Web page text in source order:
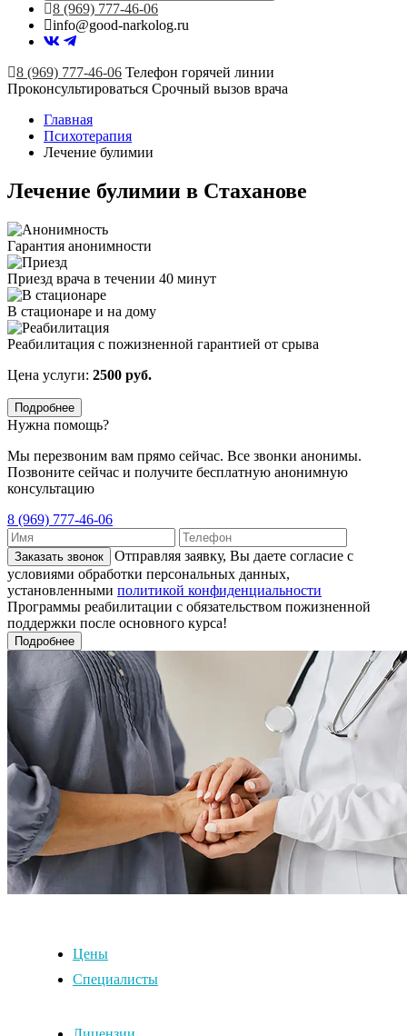
8 (969) 777-46-06
info@good-narkolog.ru
8 (969) 777-46-06 Телефон горячей линии
Проконсультироваться Срочный вызов врача
Главная
Психотерапия
Лечение булимии
Лечение булимии в Стаханове
Гарантия анонимности
Приезд врача в течении 40 минут
В стационаре и на дому
Реабилитация с пожизненной гарантией от срыва
Цена услуги: 2500 руб.
Подробнее
Нужна помощь?
Мы перезвоним вам прямо сейчас. Все звонки анонимы.
Позвоните сейчас и получите бесплатную анонимную
консультацию
8 (969) 777-46-06
Заказать звонок
Отправляя заявку, Вы даете согласие с
условиями обработки персональных данных,
установленными политикой конфиденциальности
Программы реабилитации с обязательством пожизненной
поддержки после основного курса!
Подробнее
Цены
Специалисты